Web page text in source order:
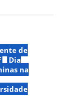
de
Dia
na